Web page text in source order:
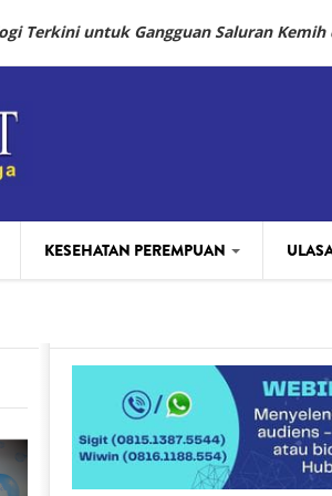
Terkini untuk Gangguan Saluran Kemih
KESEHATAN PEREMPUAN